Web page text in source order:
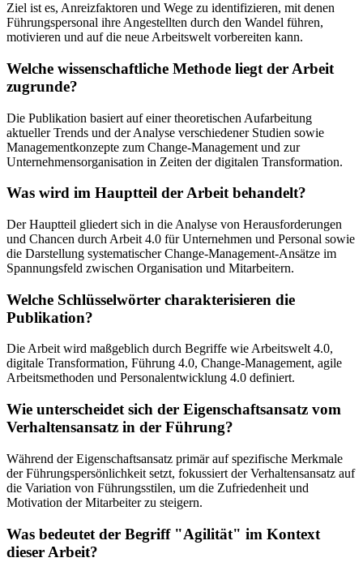
Ziel ist es, Anreizfaktoren und Wege zu identifizieren, mit denen
Führungspersonal ihre Angestellten durch den Wandel führen,
motivieren und auf die neue Arbeitswelt vorbereiten kann.
Welche wissenschaftliche Methode liegt der Arbeit
zugrunde?
Die Publikation basiert auf einer theoretischen Aufarbeitung
aktueller Trends und der Analyse verschiedener Studien sowie
Managementkonzepte zum Change-Management und zur
Unternehmensorganisation in Zeiten der digitalen Transformation.
Was wird im Hauptteil der Arbeit behandelt?
Der Hauptteil gliedert sich in die Analyse von Herausforderungen
und Chancen durch Arbeit 4.0 für Unternehmen und Personal sowie
die Darstellung systematischer Change-Management-Ansätze im
Spannungsfeld zwischen Organisation und Mitarbeitern.
Welche Schlüsselwörter charakterisieren die
Publikation?
Die Arbeit wird maßgeblich durch Begriffe wie Arbeitswelt 4.0,
digitale Transformation, Führung 4.0, Change-Management, agile
Arbeitsmethoden und Personalentwicklung 4.0 definiert.
Wie unterscheidet sich der Eigenschaftsansatz vom
Verhaltensansatz in der Führung?
Während der Eigenschaftsansatz primär auf spezifische Merkmale
der Führungspersönlichkeit setzt, fokussiert der Verhaltensansatz auf
die Variation von Führungsstilen, um die Zufriedenheit und
Motivation der Mitarbeiter zu steigern.
Was bedeutet der Begriff "Agilität" im Kontext
dieser Arbeit?